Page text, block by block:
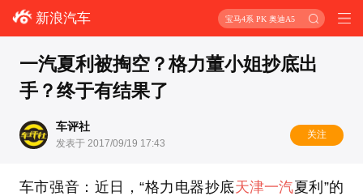
新浪汽车 宝马4系 PK 奥迪A5
一汽夏利被掏空？格力董小姐抄底出
手？终于有结果了
车评社
发表于 2017/09/19 17:43
关注
车市强音：近日，“格力电器抄底天津一汽夏利”的